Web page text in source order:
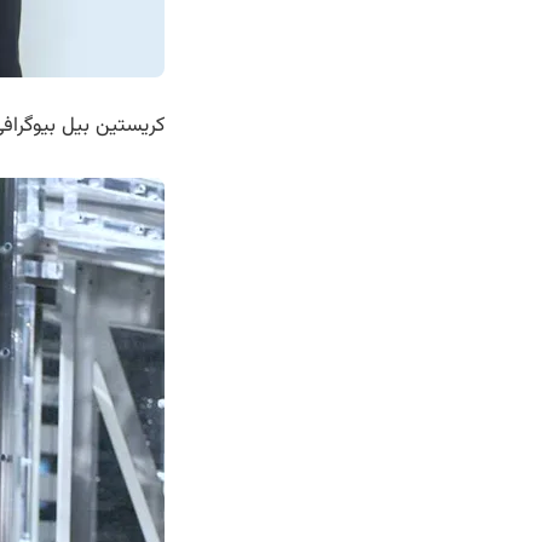
کریستین بیل